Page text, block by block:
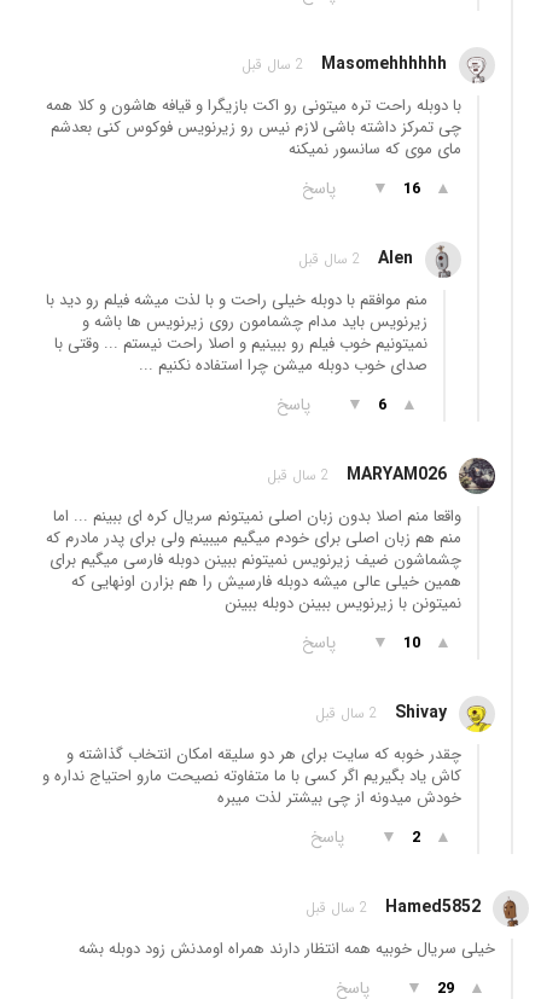
Masomehhhhhh 2 سال قبل
با دوبله راحت تره میتونی رو اکت بازیگرا و قیافه هاشون و کلا همه
چی تمرکز داشته باشی لازم نیس رو زیرنویس فوکوس کنی بعدشم
مای موی که سانسور نمیکنه
▲
16
▼ پاسخ
Alen 2 سال قبل
منم موافقم با دوبله خیلی راحت و با لذت میشه فیلم رو دید با
زیرنویس باید مدام چشمامون روی زیرنویس ها باشه و
نمیتونیم خوب فیلم رو ببینیم و اصلا راحت نیستم ... وقتی با
صدای خوب دوبله میشن چرا استفاده نکنیم ...
▲
6
▼ پاسخ
MARYAM026 2 سال قبل
واقعا منم اصلا بدون زبان اصلی نمیتونم سریال کره ای ببینم ... اما
منم هم زبان اصلی برای خودم میگیم میبینم ولی برای پدر مادرم که
چشماشون ضیف زیرنویس نمیتونم ببینن دوبله فارسی میگیم برای
همین خیلی عالی میشه دوبله فارسیش را هم بزارن اونهایی که
نمیتونن با زیرنویس ببینن دوبله ببینن
▲
10
▼ پاسخ
Shivay 2 سال قبل
چقدر خوبه که سایت برای هر دو سلیقه امکان انتخاب گذاشته و
کاش یاد بگیریم اگر کسی با ما متفاوته نصیحت مارو احتیاج نداره و
خودش میدونه از چی بیشتر لذت میبره
▲
2
▼ پاسخ
Hamed5852 2 سال قبل
خیلی سریال خوبیه همه انتظار دارند همراه اومدنش زود دوبله بشه
▲
29
▼ پاسخ